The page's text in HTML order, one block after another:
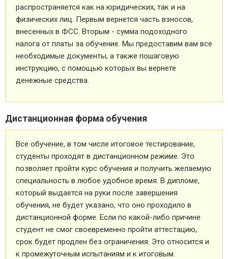
распространяется как на юридических, так и на
физических лиц. Первым вернется часть взносов,
внесенных в ФСС. Вторым - сумма подоходного
налога от платы за обучение. Мы предоставим вам все
необходимые документы, а также пошаговую
инструкцию, с помощью которых вы вернете
денежные средства.
Дистанционная форма обучения
Все обучение, в том числе итоговое тестирование,
студенты проходят в дистанционном режиме. Это
позволяет пройти курс обучения и получить желаемую
специальность в любое удобное время. В дипломе,
который выдается на руки после завершения
обучения, не будет указано, что оно проходило в
дистанционной форме. Если по какой-либо причине
студент не смог своевременно пройти аттестацию,
срок будет продлен без ограничения. Это относится и
к промежуточным испытаниям и к итоговым.